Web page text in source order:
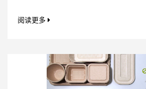
阅读更多